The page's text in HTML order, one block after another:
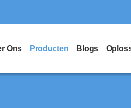
Ons Producten Blogs